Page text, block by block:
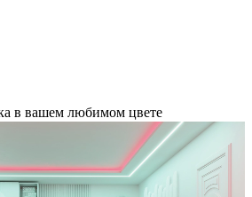
в вашем любимом цвете